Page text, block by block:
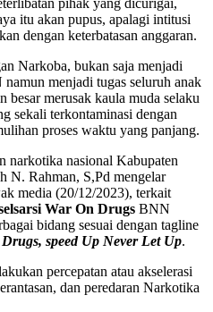
itu akan pupus, apalagi intitusi
dengan keterbatasan anggaran.
Narkoba, bukan saja menjadi
menjadi tugas seluruh anak
besar merusak kaula muda selaku
sekali terkontaminasi dengan
proses waktu yang panjang.
narkotika nasional Kabupaten
N. Rahman, S,Pd mengelar
media (20/12/2023), terkait
War On Drugs BNN
bidang sesuai dengan tagline
speed Up Never Let Up.
percepatan atau akselerasi
dan peredaran Narkotika